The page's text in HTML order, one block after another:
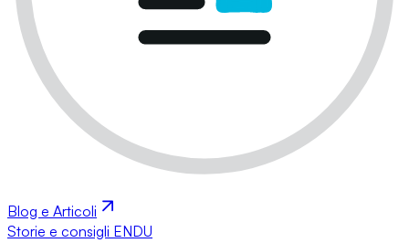
Blog e Articoli
Storie e consigli ENDU